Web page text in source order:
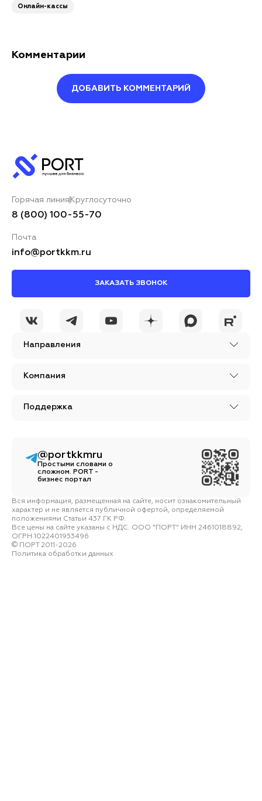
Онлайн-кассы
Комментарии
ДОБАВИТЬ КОММЕНТАРИЙ
Ваш комментарий*
конфиденциальности
КОММЕНТАРИЙ
Направления
Компания
Поддержка
Горячая линия Круглосуточно
8 (800) 100-55-70
Почта
info@portkkm.ru
ЗАКАЗАТЬ ЗВОНОК
Вся информация, размещенная на сайте, носит ознакомительный
характер и не является публичной офертой, определяемой
положениями Статьи 437 ГК РФ.
Все цены на сайте указаны с НДС. ООО "ПОРТ" ИНН 2461018892,
ОГРН 1022401953496
ПОРТ 2011-2026
Политика обработки данных
@portkkmru
Простыми словами о
сложном. PORT -
бизнес портал